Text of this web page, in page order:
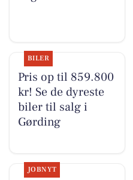
BILER
Pris op til 859.800
kr! Se de dyreste
biler til salg i
Gørding
JOBNYT